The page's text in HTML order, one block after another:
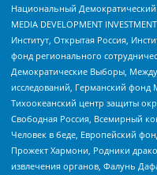
Национальный
MEDIA DEVELOPMENT
Институт, Открытая Россия,
фонд регионального
Демократические Выборы,
исследований, Германский
Тихоокеанский центр защиты
Свободная Россия, Всемирный
Человек в беде, Европейский
Прожект Хармони, Родники
извлечения органов, Фалунь